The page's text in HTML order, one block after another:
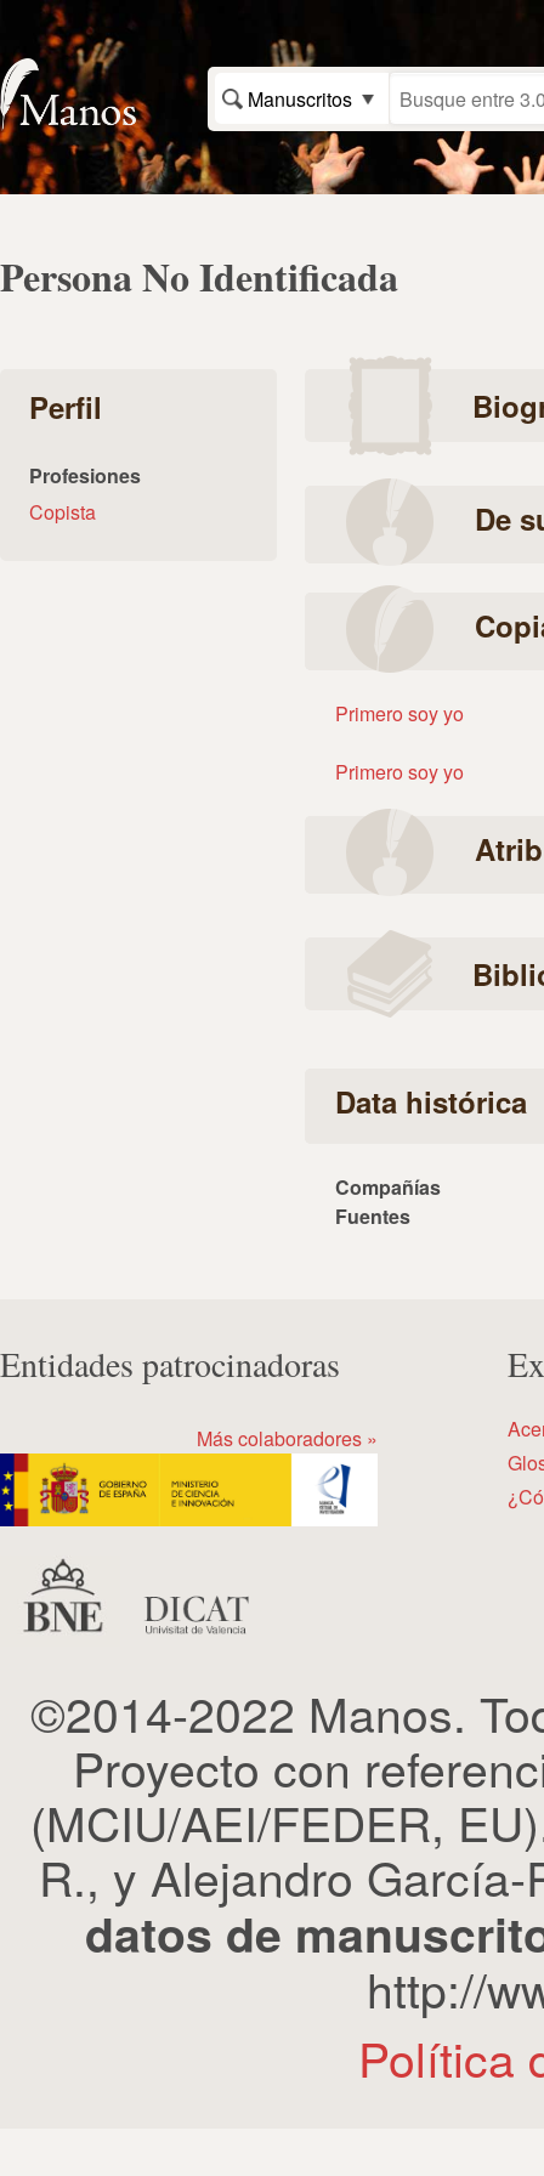
Manuscritos
Persona No Identificada
Perfil
Profesiones
Copista
De
Primero soy yo
Primero soy yo
Data histórica
Compañías
Fuentes
Entidades patrocinadoras
Más colaboradores »
©2014-2022 Manos.
Proyecto con
(MCIU/AEI/FEDER,
R., y Alejandro
datos de
http://
Política